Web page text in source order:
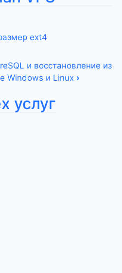
ext4
и восстановление из
Windows и Linux ›
услуг